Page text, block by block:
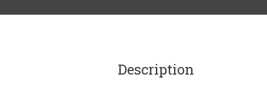
Description